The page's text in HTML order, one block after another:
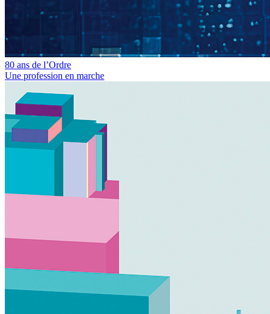
80 ans de l’Ordre
Une profession en marche